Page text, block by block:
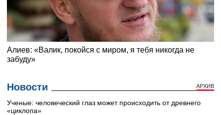
Новости АРХИВ
Ученые: человеческий глаз может происходить от древнего
«циклопа»